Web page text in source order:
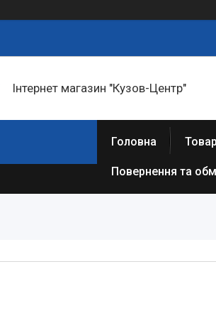
Інтернет магазин "Кузов-Центр"
Головна
Повернення та